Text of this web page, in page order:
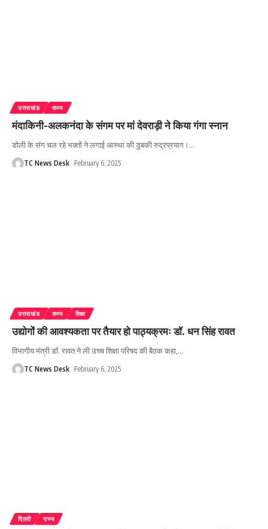
उत्तराखंड राज्य
मंदाकिनी-अलकनंदा के संगम पर मां देवराड़ी ने किया गंगा स्नान
डोली के संग चल रहे भक्तों ने लगाई आस्था की डुबकी रुद्रप्रयाग। …
TC News Desk February 6, 2025
उत्तराखंड राज्य शिक्षा
उद्योगों की आवश्यकता पर तैयार हो पाठ्यक्रमः डॉ. धन सिंह रावत
विभागीय मंत्री डॉ. रावत ने ली उच्च शिक्षा परिषद की बैठक कहा, …
TC News Desk February 6, 2025
दिल्ली राज्य